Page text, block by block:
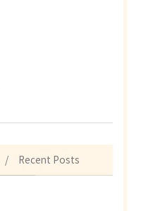
Recent Posts